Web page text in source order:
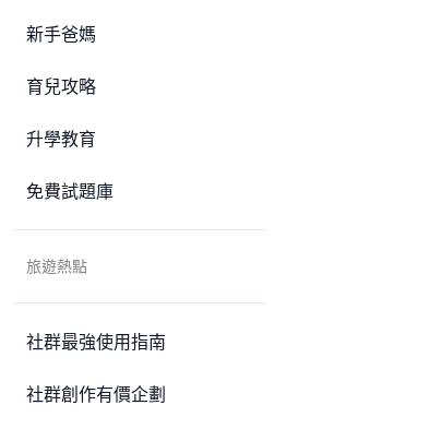
新手爸媽
育兒攻略
升學教育
免費試題庫
旅遊熱點
社群最強使用指南
社群創作有價企劃